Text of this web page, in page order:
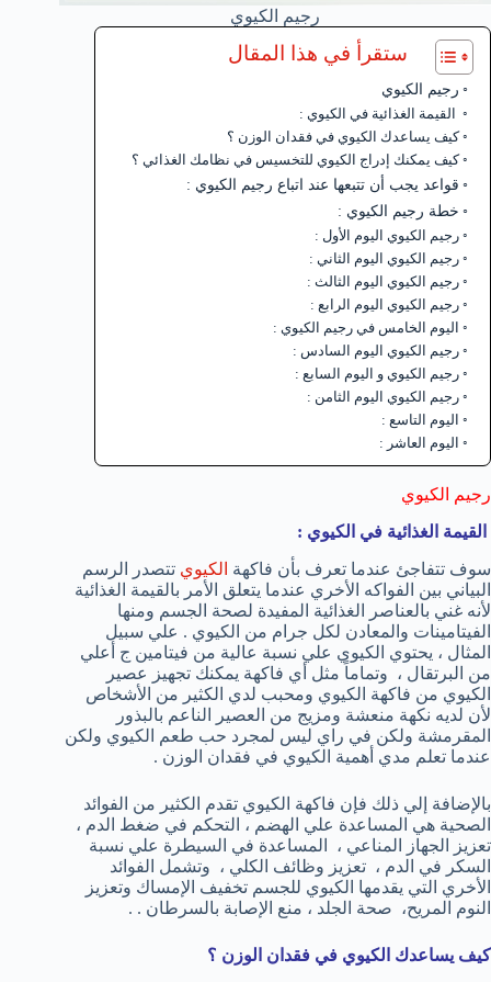
رجيم الكيوي
ستقرأ في هذا المقال
رجيم الكيوي
القيمة الغذائية في الكيوي :
كيف يساعدك الكيوي في فقدان الوزن ؟
كيف يمكنك إدراج الكيوي للتخسيس في نظامك الغذائي ؟
قواعد يجب أن تتبعها عند اتباع رجيم الكيوي :
خطة رجيم الكيوي :
رجيم الكيوي اليوم الأول :
رجيم الكيوي اليوم الثاني :
رجيم الكيوي اليوم الثالث :
رجيم الكيوي اليوم الرابع :
اليوم الخامس في رجيم الكيوي :
رجيم الكيوي اليوم السادس :
رجيم الكيوي و اليوم السابع :
رجيم الكيوي اليوم الثامن :
اليوم التاسع :
اليوم العاشر :
رجيم الكيوي
القيمة الغذائية في الكيوي :
سوف تتفاجئ عندما تعرف بأن فاكهة الكيوي تتصدر الرسم
البياني بين الفواكه الأخري عندما يتعلق الأمر بالقيمة الغذائية
لأنه غني بالعناصر الغذائية المفيدة لصحة الجسم ومنها
الفيتامينات والمعادن لكل جرام من الكيوي . علي سبيل
المثال ، يحتوي الكيوي علي نسبة عالية من فيتامين ج أعلي
من البرتقال ، وتماماً مثل أي فاكهة يمكنك تجهيز عصير
الكيوي من فاكهة الكيوي ومحبب لدي الكثير من الأشخاص
لأن لديه نكهة منعشة ومزيج من العصير الناعم بالبذور
المقرمشة ولكن في راي ليس لمجرد حب طعم الكيوي ولكن
عندما تعلم مدي أهمية الكيوي في فقدان الوزن .
بالإضافة إلي ذلك فإن فاكهة الكيوي تقدم الكثير من الفوائد
الصحية هي المساعدة علي الهضم ، التحكم في ضغط الدم ،
تعزيز الجهاز المناعي ، المساعدة في السيطرة علي نسبة
السكر في الدم ، تعزيز وظائف الكلي ، وتشمل الفوائد
الأخري التي يقدمها الكيوي للجسم تخفيف الإمساك وتعزيز
النوم المريح، صحة الجلد ، منع الإصابة بالسرطان . .
كيف يساعدك الكيوي في فقدان الوزن ؟